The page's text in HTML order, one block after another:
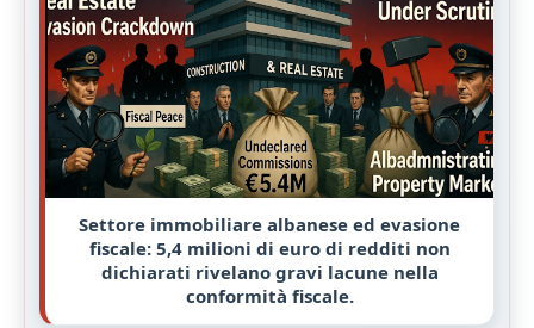
Settore immobiliare albanese ed evasione
fiscale: 5,4 milioni di euro di redditi non
dichiarati rivelano gravi lacune nella
conformità fiscale.